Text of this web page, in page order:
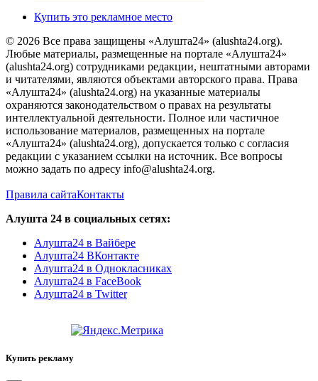
Купить это рекламное место
© 2026 Все права защищены «Алушта24» (alushta24.org).
Любые материалы, размещенные на портале «Алушта24»
(alushta24.org) сотрудниками редакции, нештатными авторами
и читателями, являются объектами авторского права. Права
«Алушта24» (alushta24.org) на указанные материалы
охраняются законодательством о правах на результаты
интеллектуальной деятельности. Полное или частичное
использование материалов, размещенных на портале
«Алушта24» (alushta24.org), допускается только с согласия
редакции с указанием ссылки на источник. Все вопросы
можно задать по адресу info@alushta24.org.
Правила сайтаКонтакты
Алушта 24 в социальных сетях:
Алушта24 в Вайбере
Алушта24 ВКонтакте
Алушта24 в Однокласниках
Алушта24 в FaceBook
Алушта24 в Twitter
Купить рекламу